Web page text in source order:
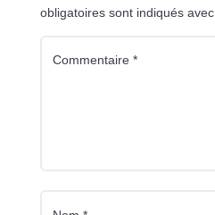
obligatoires sont indiqués avec